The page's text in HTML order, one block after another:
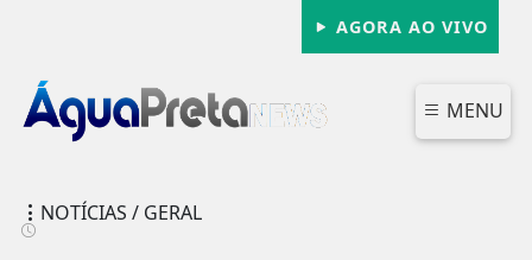
AGORA AO VIVO
MENU
NOTÍCIAS / GERAL